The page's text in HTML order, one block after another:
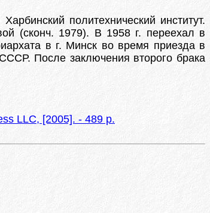
политехнический институт.
(сконч. 1979). В 1958 г. переехал в
в г. Минск во время приезда в
После заключения второго брака
LLC, [2005]. - 489 p.